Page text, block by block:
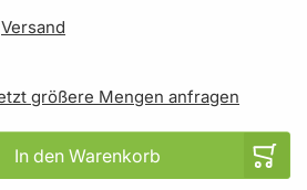
Versand
größere Mengen anfragen
In den Warenkorb